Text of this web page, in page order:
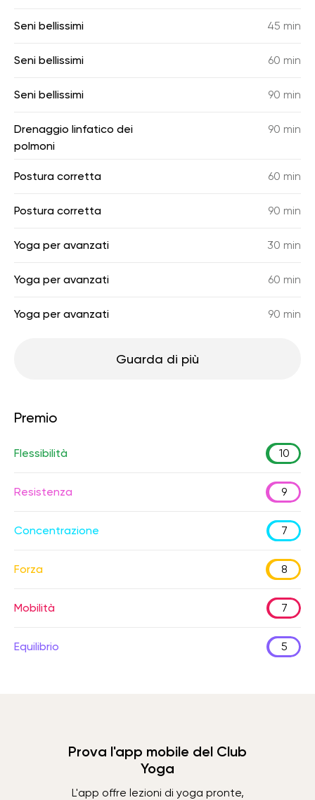
Seni bellissimi 45 min
Seni bellissimi 60 min
Seni bellissimi 90 min
Drenaggio linfatico dei
polmoni
90 min
Postura corretta 60 min
Postura corretta 90 min
Yoga per avanzati 30 min
Yoga per avanzati 60 min
Yoga per avanzati 90 min
Guarda di più
Premio
Flessibilità 10
Resistenza 9
Concentrazione 7
Forza 8
Mobilità 7
Equilibrio 5
Prova l'app mobile del Club
Yoga
L'app offre lezioni di yoga pronte,